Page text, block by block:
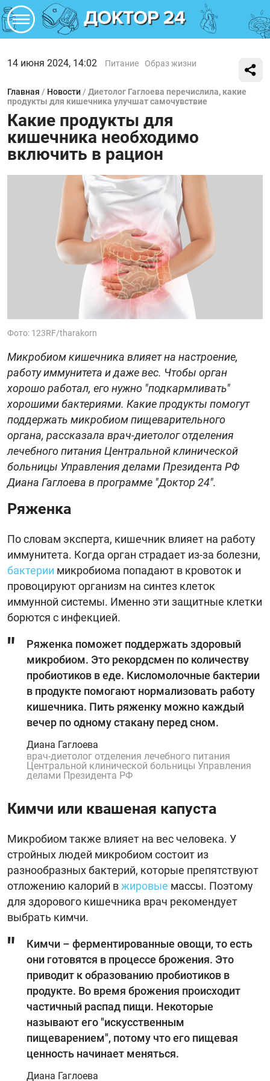
14 июня 2024, 14:02 Питание Образ жизни
Главная / Новости / Диетолог Гаглоева перечислила, какие
продукты для кишечника улучшат самочувствие
Какие продукты для
кишечника необходимо
включить в рацион
Фото: 123RF/tharakorn
Микробиом кишечника влияет на настроение,
работу иммунитета и даже вес. Чтобы орган
хорошо работал, его нужно "подкармливать"
хорошими бактериями. Какие продукты помогут
поддержать микробиом пищеварительного
органа, рассказала врач-диетолог отделения
лечебного питания Центральной клинической
больницы Управления делами Президента РФ
Диана Гаглоева в программе "Доктор 24".
Ряженка
По словам эксперта, кишечник влияет на работу
иммунитета. Когда орган страдает из-за болезни,
бактерии микробиома попадают в кровоток и
провоцируют организм на синтез клеток
иммунной системы. Именно эти защитные клетки
борются с инфекцией.
Ряженка поможет поддержать здоровый
микробиом. Это рекордсмен по количеству
пробиотиков в еде. Кисломолочные бактерии
в продукте помогают нормализовать работу
кишечника. Пить ряженку можно каждый
вечер по одному стакану перед сном.
Диана Гаглоева
врач-диетолог отделения лечебного питания
Центральной клинической больницы Управления
делами Президента РФ
Кимчи или квашеная капуста
Микробиом также влияет на вес человека. У
стройных людей микробиом состоит из
разнообразных бактерий, которые препятствуют
отложению калорий вжировые массы. Поэтому
для здорового кишечника врач рекомендует
выбрать кимчи.
Кимчи – ферментированные овощи, то есть
они готовятся в процессе брожения. Это
приводит к образованию пробиотиков в
продукте. Во время брожения происходит
частичный распад пищи. Некоторые
называют его "искусственным
пищеварением", потому что его пищевая
ценность начинает меняться.
Диана Гаглоева